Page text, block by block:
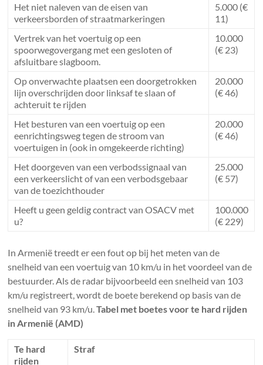
Het niet naleven van de eisen van
verkeersborden of straatmarkeringen
5.000 (€
11)
Vertrek van het voertuig op een
spoorwegovergang met een gesloten of
afsluitbare slagboom.
10.000
(€ 23)
Op onverwachte plaatsen een doorgetrokken
lijn overschrijden door linksaf te slaan of
achteruit te rijden
20.000
(€ 46)
Het besturen van een voertuig op een
eenrichtingsweg tegen de stroom van
voertuigen in (ook in omgekeerde richting)
20.000
(€ 46)
Het doorgeven van een verbodssignaal van
een verkeerslicht of van een verbodsgebaar
van de toezichthouder
25.000
(€ 57)
Heeft u geen geldig contract van OSACV met
u?
100.000
(€ 229)
In Armenië treedt er een fout op bij het meten van de
snelheid van een voertuig van 10 km/u in het voordeel van de
bestuurder. Als de radar bijvoorbeeld een snelheid van 103
km/u registreert, wordt de boete berekend op basis van de
snelheid van 93 km/u.Tabel met boetes voor te hard rijden
in Armenië (AMD)
Te hard
rijden
Straf